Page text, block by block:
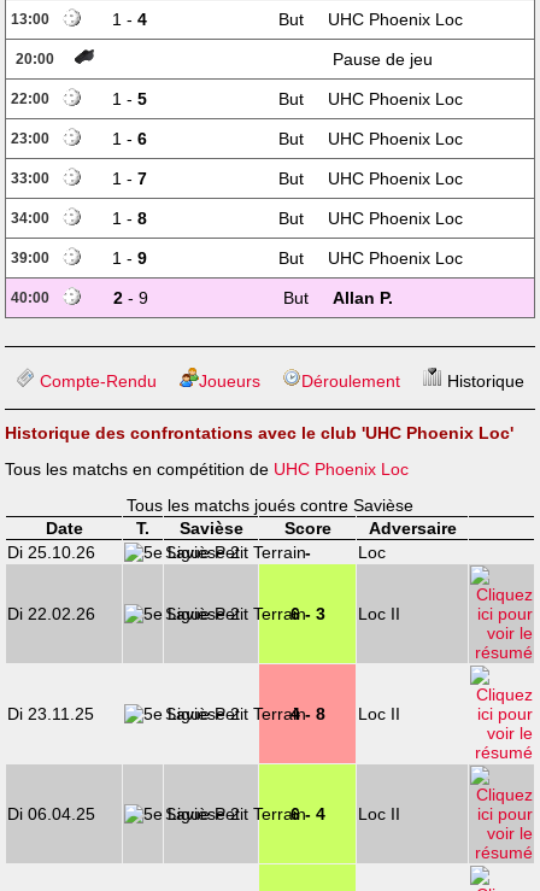
13:00 1 - 4 But UHC Phoenix Loc
20:00 Pause de jeu
22:00 1 - 5 But UHC Phoenix Loc
23:00 1 - 6 But UHC Phoenix Loc
33:00 1 - 7 But UHC Phoenix Loc
34:00 1 - 8 But UHC Phoenix Loc
39:00 1 - 9 But UHC Phoenix Loc
40:00 2 - 9 But Allan P.
Compte-Rendu Joueurs Déroulement Historique
Historique des confrontations avec le club 'UHC Phoenix Loc'
Tous les matchs en compétition de UHC Phoenix Loc
Tous les matchs joués contre Savièse
Date
T. Savièse Score
Adversaire
Di 25.10.26
Savièse 2 - Loc
Di 22.02.26 Savièse 2 6 - 3 Loc II
Di 23.11.25 Savièse 2 4 - 8 Loc II
Di 06.04.25 Savièse 2 6 - 4 Loc II